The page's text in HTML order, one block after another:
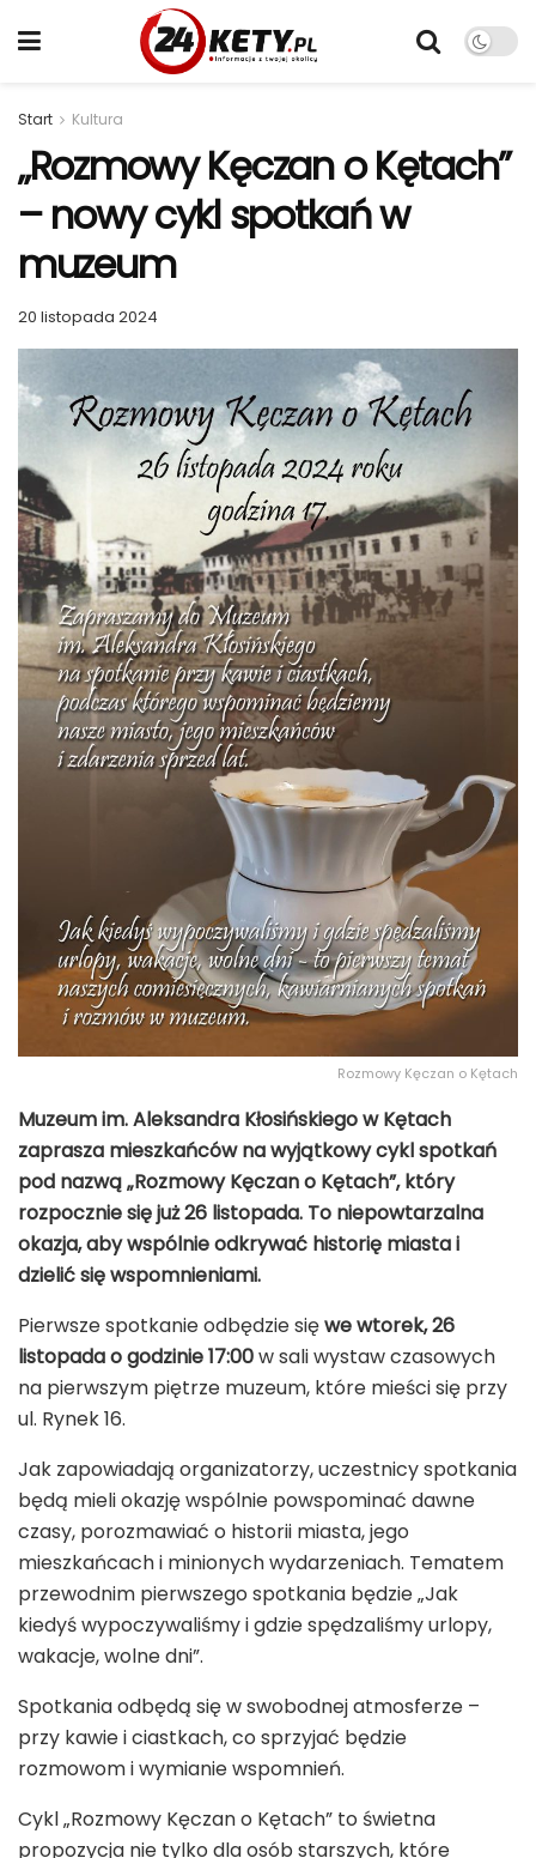
Start Kultura
„Rozmowy Kęczan o Kętach”
– nowy cykl spotkań w
muzeum
20 listopada 2024
Rozmowy Kęczan o Kętach
Muzeum im. Aleksandra Kłosińskiego w Kętach
zaprasza mieszkańców na wyjątkowy cykl spotkań
pod nazwą „Rozmowy Kęczan o Kętach”, który
rozpocznie się już 26 listopada. To niepowtarzalna
okazja, aby wspólnie odkrywać historię miasta i
dzielić się wspomnieniami.
Pierwsze spotkanie odbędzie sięwe wtorek, 26
listopada o godzinie 17:00w sali wystaw czasowych
na pierwszym piętrze muzeum, które mieści się przy
ul. Rynek 16.
Jak zapowiadają organizatorzy, uczestnicy spotkania
będą mieli okazję wspólnie powspominać dawne
czasy, porozmawiać o historii miasta, jego
mieszkańcach i minionych wydarzeniach. Tematem
przewodnim pierwszego spotkania będzie „Jak
kiedyś wypoczywaliśmy i gdzie spędzaliśmy urlopy,
wakacje, wolne dni”.
Spotkania odbędą się w swobodnej atmosferze –
przy kawie i ciastkach, co sprzyjać będzie
rozmowom i wymianie wspomnień.
Cykl „Rozmowy Kęczan o Kętach” to świetna
propozycja nie tylko dla osób starszych, które